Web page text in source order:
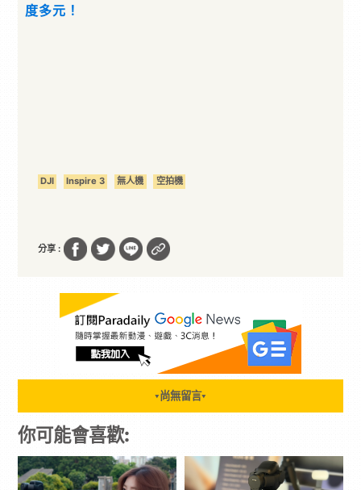
度多元！
DJI Inspire 3 無人機 空拍機
分享 :
▼ 尚無留言▼
你可能會喜歡: